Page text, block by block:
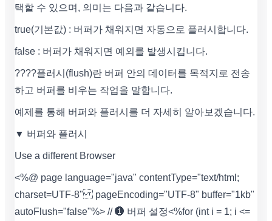
택할 수 있으며, 의미는 다음과 같습니다.
true(기본값) : 버퍼가 채워지면 자동으로 플러시합니다.
false : 버퍼가 채워지면 예외를 발생시킵니다.
????플러시(flush)란 버퍼 안의 데이터를 목적지로 전송
하고 버퍼를 비우는 작업을 말합니다.
예제를 통해 버퍼와 플러시를 더 자세히 알아보겠습니다.
▼ 버퍼와 플러시
Use a different Browser
<%@ page language="java" contentType="text/html;
charset=UTF-8" pageEncoding="UTF-8" buffer="1kb"
autoFlush="false"%> // ❶ 버퍼 설정<% for (int i = 1; i <=